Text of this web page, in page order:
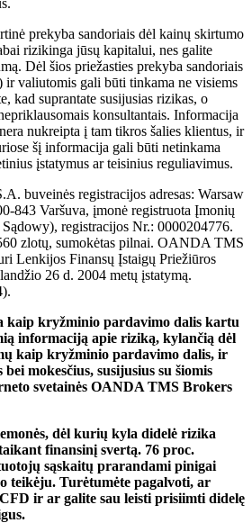
prekyba sandoriais dėl kainų skirtumo
rizikinga jūsų kapitalui, nes galite
Dėl šios priežasties prekyba sandoriais
valiutomis gali būti tinkama ne visiems
kad suprantate susijusias rizikas, o
konsultantais. Informacija
nukreipta į tam tikros šalies klientus, ir
šį informacija gali būti netinkama
įstatymus ar teisinius reguliavimus.
buveinės registracijos adresas: Warsaw
843 Varšuva, įmonė registruota Įmonių
registracijos Nr.: 0000204776.
zlotų, sumokėtas pilnai. OANDA TMS
Lenkijos Finansų Įstaigų Priežiūros
26 d. 2004 metų įstatymą.
kaip kryžminio pardavimo dalis kartu
informaciją apie riziką, kylančią dėl
kaip kryžminio pardavimo dalis, ir
mokesčius, susijusius su šiomis
svetainės OANDA TMS Brokers
dėl kurių kyla didelė rizika
finansinį svertą. 76 proc.
sąskaitų prarandami pinigai
teikėju. Turėtumėte pagalvoti, ar
ir ar galite sau leisti prisiimti didelę